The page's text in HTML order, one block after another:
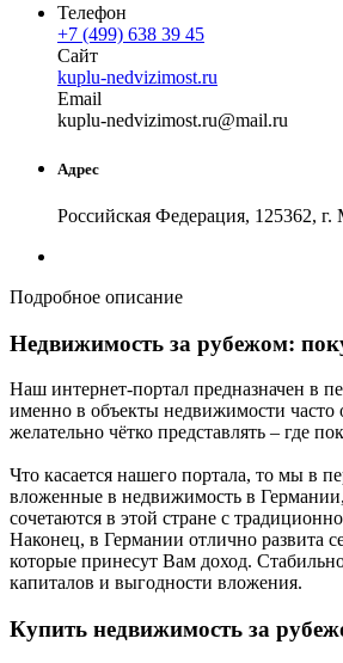
Телефон
+7 (499) 638 39 45
Сайт
kuplu-nedvizimost.ru
Email
kuplu-nedvizimost.ru@mail.ru
Адрес
Российская Федерация, 125362,
Подробное описание
Недвижимость за рубежом:
Наш интернет-портал предназначен в
именно в объекты недвижимости часто
желательно чётко представлять – где
Что касается нашего портала, то мы в
вложенные в недвижимость в
сочетаются в этой стране с
Наконец, в Германии отлично развита
которые принесут Вам доход.
капиталов и выгодности вложения.
Купить недвижимость за